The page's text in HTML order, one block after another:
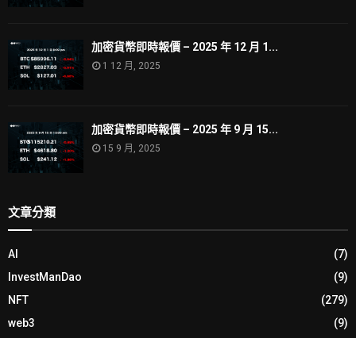
加密貨幣即時報價 – 2025 年 12 月 1...
1 12 月, 2025
加密貨幣即時報價 – 2025 年 9 月 15...
15 9 月, 2025
文章分類
AI
(7)
InvestManDao
(9)
NFT
(279)
web3
(9)